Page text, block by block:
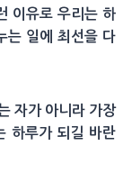
이유로 우리는 하
는 일에 최선을 다
자가 아니라 가장
하루가 되길 바란